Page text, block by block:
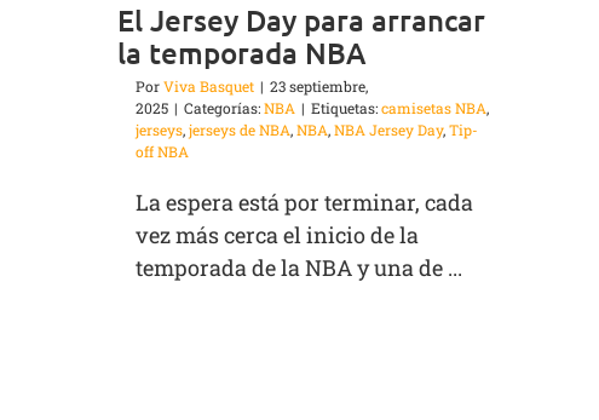
El Jersey Day para arrancar
la temporada NBA
PorViva Basquet | 23 septiembre,
2025 | Categorías:NBA | Etiquetas:camisetas NBA,
jerseys,jerseys de NBA,NBA,NBA Jersey Day,Tip-
off NBA
La espera está por terminar, cada
vez más cerca el inicio de la
temporada de la NBA y una de ...